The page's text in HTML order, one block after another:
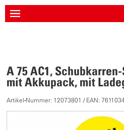
A 75 AC1,
mit Akkupack, mit
Artikel-Nummer: 12073801 / EAN: